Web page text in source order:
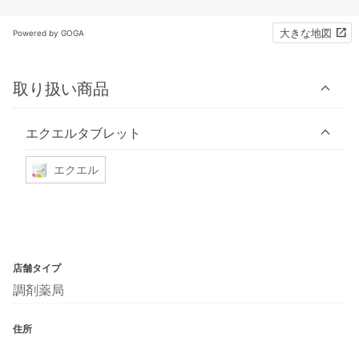
Powered by GOGA 大きな地図
取り扱い商品
エクエルタブレット
エクエル
店舗タイプ
調剤薬局
住所